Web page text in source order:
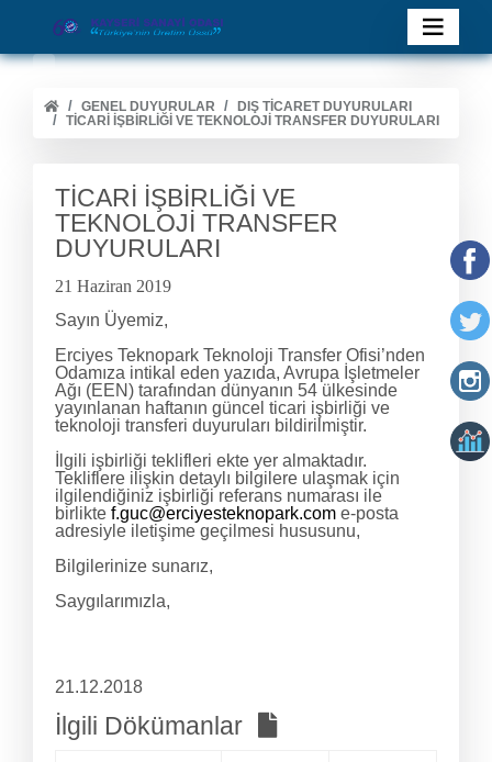
GENEL DUYURULAR
DIŞ TİCARET DUYURULARI
TİCARİ İŞBİRLİĞİ VE TEKNOLOJİ TRANSFER DUYURULARI
TİCARİ İŞBİRLİĞİ VE
TEKNOLOJİ TRANSFER
DUYURULARI
21 Haziran 2019
Sayın Üyemiz,
Erciyes Teknopark Teknoloji Transfer Ofisi’nden
Odamıza intikal eden yazıda, Avrupa İşletmeler
Ağı (EEN) tarafından dünyanın 54 ülkesinde
yayınlanan haftanın güncel ticari işbirliği ve
teknoloji transferi duyuruları bildirilmiştir.
İlgili işbirliği teklifleri ekte yer almaktadır.
Tekliflere ilişkin detaylı bilgilere ulaşmak için
ilgilendiğiniz işbirliği referans numarası ile
birlikte f.guc@erciyesteknopark.com e-posta
adresiyle iletişime geçilmesi hususunu,
Bilgilerinize sunarız,
Saygılarımızla,
21.12.2018
İlgili Dökümanlar